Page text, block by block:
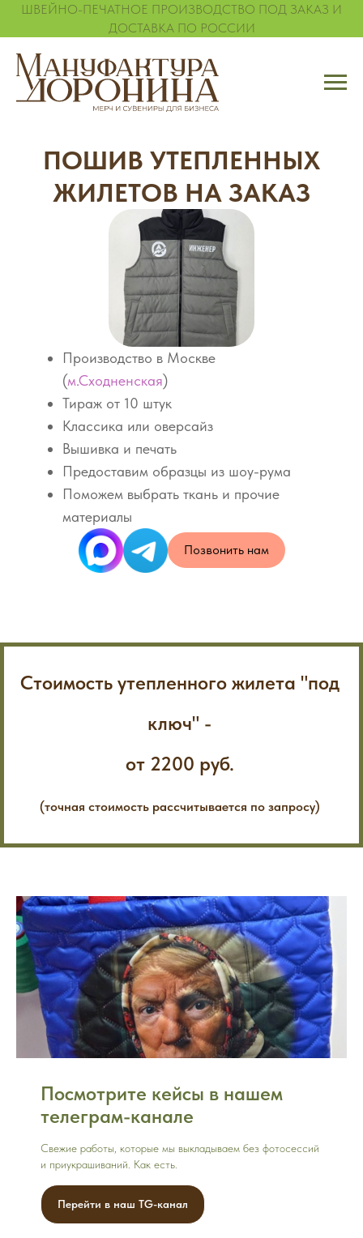
ШВЕЙНО-ПЕЧАТНОЕ ПРОИЗВОДСТВО ПОД ЗАКАЗ И
ДОСТАВКА ПО РОССИИ
ПОШИВ УТЕПЛЕННЫХ
ЖИЛЕТОВ НА ЗАКАЗ
Производство в Москве
(м.Сходненская)
Тираж от 10 штук
Классика или оверсайз
Вышивка и печать
Предоставим образцы из шоу-рума
Поможем выбрать ткань и прочие
материалы
Позвонить нам
Стоимость утепленного жилета "под
ключ" -
от 2200 руб.
(точная стоимость рассчитывается по запросу)
Посмотрите кейсы в нашем
телеграм-канале
Свежие работы, которые мы выкладываем без фотосессий
и приукрашиваний. Как есть.
Перейти в наш TG-канал